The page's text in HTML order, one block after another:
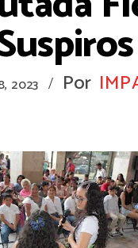
2023 / Por